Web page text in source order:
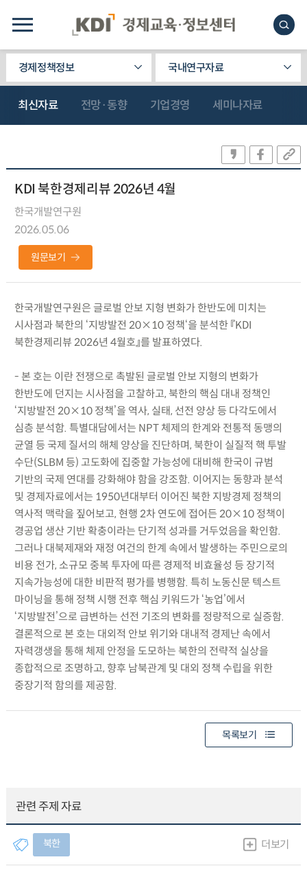
경제정책정보 국내연구자료
최신자료 전망·동향 기업경영 세미나자료
KDI 북한경제리뷰 2026년 4월
한국개발연구원
2026.05.06
원문보기
한국개발연구원은 글로벌 안보 지형 변화가 한반도에 미치는
시사점과 북한의 ‘지방발전 20×10 정책‘을 분석한 『KDI
북한경제리뷰 2026년 4월호』를 발표하였다.
- 본 호는 이란 전쟁으로 촉발된 글로벌 안보 지형의 변화가
한반도에 던지는 시사점을 고찰하고, 북한의 핵심 대내 정책인
‘지방발전 20×10 정책’을 역사, 실태, 선전 양상 등 다각도에서
심층 분석함. 특별대담에서는 NPT 체제의 한계와 전통적 동맹의
균열 등 국제 질서의 해체 양상을 진단하며, 북한이 실질적 핵 투발
수단(SLBM 등) 고도화에 집중할 가능성에 대비해 한국이 규범
기반의 국제 연대를 강화해야 함을 강조함. 이어지는 동향과 분석
및 경제자료에서는 1950년대부터 이어진 북한 지방경제 정책의
역사적 맥락을 짚어보고, 현행 2차 연도에 접어든 20×10 정책이
경공업 생산 기반 확충이라는 단기적 성과를 거두었음을 확인함.
그러나 대북제재와 재정 여건의 한계 속에서 발생하는 주민으로의
비용 전가, 소규모 중복 투자에 따른 경제적 비효율성 등 장기적
지속가능성에 대한 비판적 평가를 병행함. 특히 노동신문 텍스트
마이닝을 통해 정책 시행 전후 핵심 키워드가 ‘농업’에서
‘지방발전’으로 급변하는 선전 기조의 변화를 정량적으로 실증함.
결론적으로 본 호는 대외적 안보 위기와 대내적 경제난 속에서
자력갱생을 통해 체제 안정을 도모하는 북한의 전략적 실상을
종합적으로 조명하고, 향후 남북관계 및 대외 정책 수립을 위한
중장기적 함의를 제공함.
목록보기
관련 주제 자료
북한 더보기